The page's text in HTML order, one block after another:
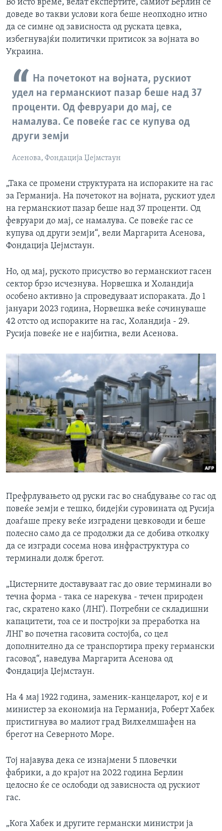
Во исто време, велат експертите, самиот Берлин се
доведе во такви услови кога беше неопходно итно
да се симне од зависноста од руската цевка,
избегнувајќи политички притисок за војната во
Украина.
На почетокот на војната, рускиот
удел на германскиот пазар беше над 37
проценти. Од февруари до мај, се
намалува. Се повеќе гас се купува од
други земји
Асенова, Фондација Џејмстаун
„Така се промени структурата на испораките на гас
за Германија. На почетокот на војната, рускиот удел
на германскиот пазар беше над 37 проценти. Од
февруари до мај, се намалува. Се повеќе гас се
купува од други земји“, вели Маргарита Асенова,
Фондација Џејмстаун.
Но, од мај, руското присуство во германскиот гасен
сектор брзо исчезнува. Норвешка и Холандија
особено активно ја спроведуваат испораката. До 1
јануари 2023 година, Норвешка веќе сочинуваше
42 отсто од испораките на гас, Холандија - 29.
Русија повеќе не е најбитна, вели Асенова.
Префрлувањето од руски гас во снабдување со гас од
повеќе земји е тешко, бидејќи суровината од Русија
доаѓаше преку веќе изградени цевководи и беше
полесно само да се продолжи да се добива отколку
да се изгради сосема нова инфраструктура со
терминали долж брегот.
„Цистерните доставуваат гас до овие терминали во
течна форма - така се нарекува - течен природен
гас, скратено како (ЛНГ). Потребни се складишни
капацитети, тоа се и постројки за преработка на
ЛНГ во почетна гасовита состојба, со цел
дополнително да се транспортира преку германски
гасовод“, наведува Маргарита Асенова од
Фондација Џејмстаун.
На 4 мај 1922 година, заменик-канцеларот, кој е и
министер за економија на Германија, Роберт Хабек
пристигнува во малиот град Вилхелмшафен на
брегот на Северното Море.
Тој најавува дека се изнајмени 5 пловечки
фабрики, а до крајот на 2022 година Берлин
целосно ќе се ослободи од зависноста од рускиот
гас.
„Кога Хабек и другите германски министри ја